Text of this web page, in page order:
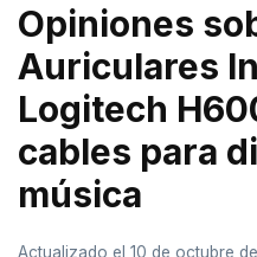
Opiniones
Auriculares
Logitech
cables para
música
Actualizado el 10 de octubre